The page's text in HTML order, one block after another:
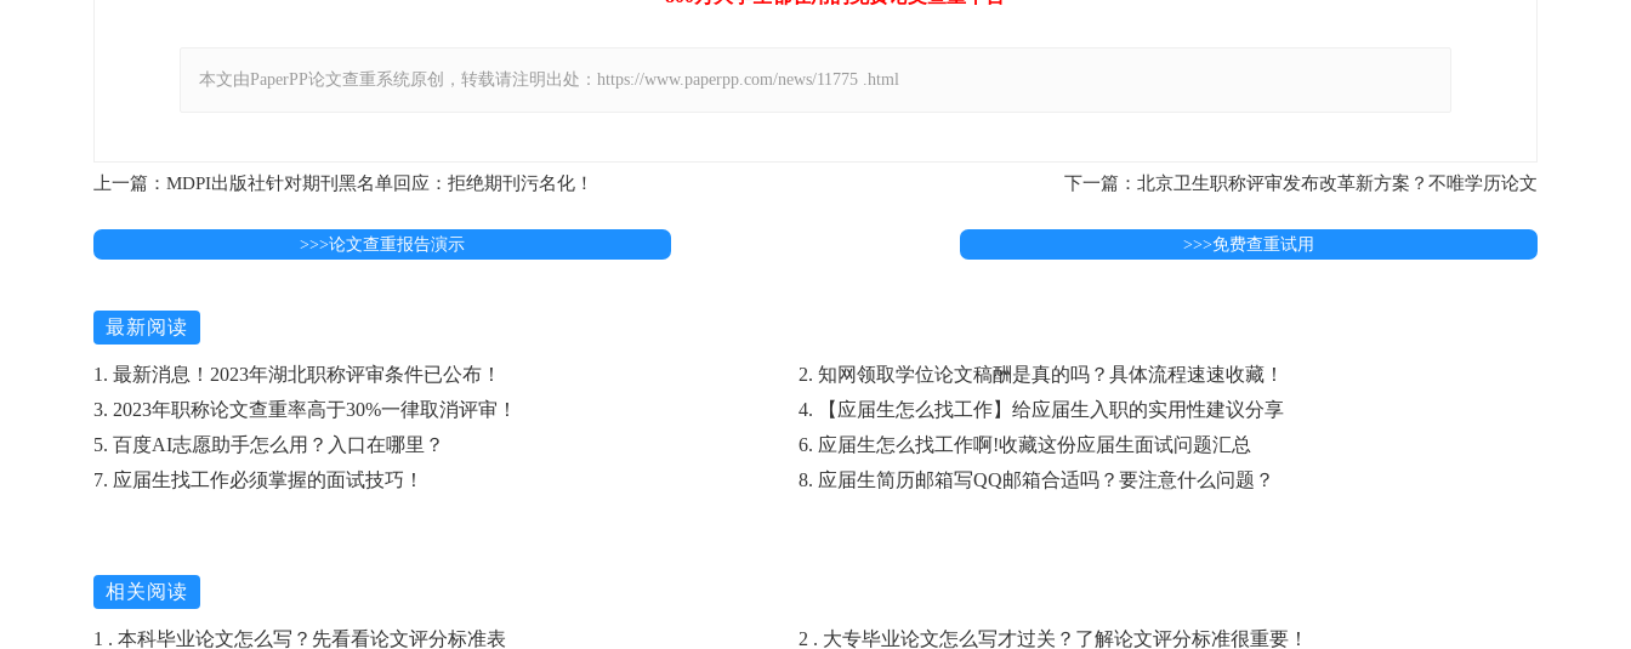
本文由PaperPP论文查重系统原创，转载请注明出处：https://www.paperpp.com/news/11775 .html
上一篇：MDPI出版社针对期刊黑名单回应：拒绝期刊污名化！ 下一篇：北京卫生职称评审发布改革新方案？不唯学历论文
>>>论文查重报告演示 >>>免费查重试用
最新阅读
1. 最新消息！2023年湖北职称评审条件已公布！
2. 知网领取学位论文稿酬是真的吗？具体流程速速收藏！
3. 2023年职称论文查重率高于30%一律取消评审！
4. 【应届生怎么找工作】给应届生入职的实用性建议分享
5. 百度AI志愿助手怎么用？入口在哪里？
6. 应届生怎么找工作啊!收藏这份应届生面试问题汇总
7. 应届生找工作必须掌握的面试技巧！
8. 应届生简历邮箱写QQ邮箱合适吗？要注意什么问题？
相关阅读
1 . 本科毕业论文怎么写？先看看论文评分标准表 2 . 大专毕业论文怎么写才过关？了解论文评分标准很重要！